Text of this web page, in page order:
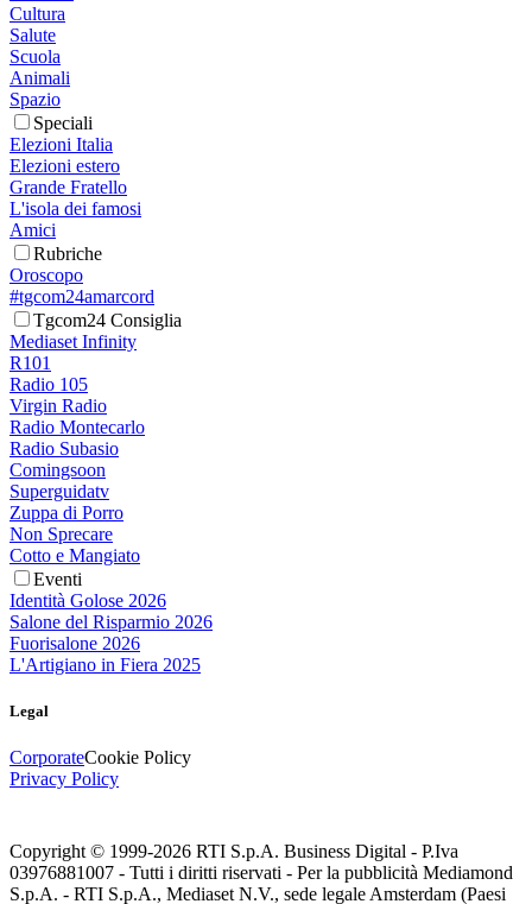
Cultura
Salute
Scuola
Animali
Spazio
Speciali
Elezioni Italia
Elezioni estero
Grande Fratello
L'isola dei famosi
Amici
Rubriche
Oroscopo
#tgcom24amarcord
Tgcom24 Consiglia
Mediaset Infinity
R101
Radio 105
Virgin Radio
Radio Montecarlo
Radio Subasio
Comingsoon
Superguidatv
Zuppa di Porro
Non Sprecare
Cotto e Mangiato
Eventi
Identità Golose 2026
Salone del Risparmio 2026
Fuorisalone 2026
L'Artigiano in Fiera 2025
Legal
CorporateCookie Policy
Privacy Policy
Copyright © 1999-2026 RTI S.p.A. Business Digital - P.Iva
03976881007 - Tutti i diritti riservati - Per la pubblicità Mediamond
S.p.A. - RTI S.p.A., Mediaset N.V., sede legale Amsterdam (Paesi